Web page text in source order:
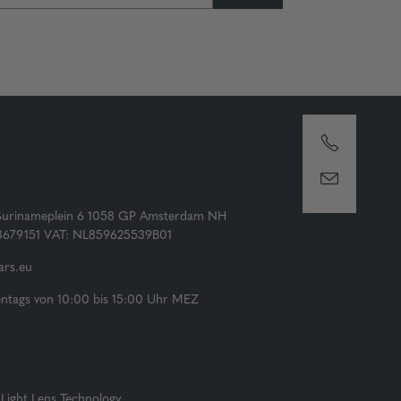
6 1058 GP Amsterdam NH
VAT: NL859625539B01
von 10:00 bis 15:00 Uhr MEZ